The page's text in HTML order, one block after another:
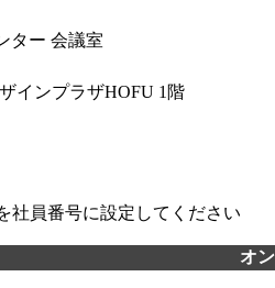
ター 会議室
社員番号に設定してください
オ